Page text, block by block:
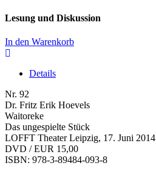
Lesung und Diskussion
In den Warenkorb
Details
Nr. 92
Dr. Fritz Erik Hoevels
Waitoreke
Das ungespielte Stück
LOFFT Theater Leipzig, 17. Juni 2014
DVD / EUR 15,00
ISBN: 978-3-89484-093-8